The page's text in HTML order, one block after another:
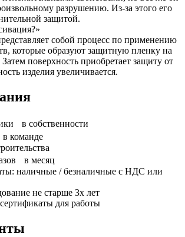
разрушению. Из-за этого его
защитой.
собой процесс по применению
которые образуют защитную пленку на
поверхность приобретает защиту от
изделия увеличивается.
в собственности
команде
в месяц
наличные / безналичные с НДС или
не старше 3х лет
для работы